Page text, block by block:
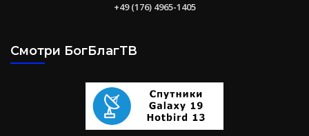
+49 (176) 4965-1405
Смотри БогБлагТВ